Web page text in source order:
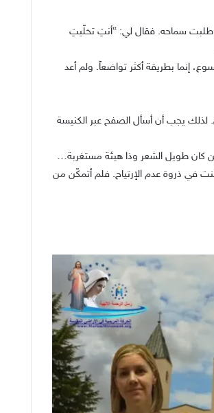
وطلبت سماحه. فقال لي: “أنتِ تخلّيتِ
إنما بطريقة أكثر تواضعاً. ولم أعد
لذلك يجب أن أسأل الصفح عبر الكنيسة
كان طويل الشعر وذا هيئة مستغربة…
كنت في ذروة عدم الإرتياح. فلم أتمكّن من